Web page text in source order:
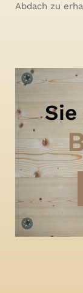
Abdach zu